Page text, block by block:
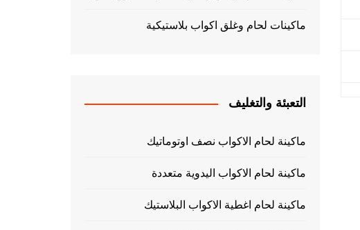
ماكينات لحام وغلق اكواب بلاستيكية
التعبئة والتغليف
ماكينة لحام الاكواب نصف اوتوماتيك
ماكينة لحام الاكواب اليدوية متعددة
ماكينة لحام اغطية الاكواب البلاستيك